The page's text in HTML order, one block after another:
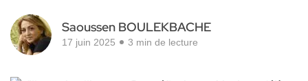
Saoussen BOULEKBACHE
17 juin 2025 3 min de lecture